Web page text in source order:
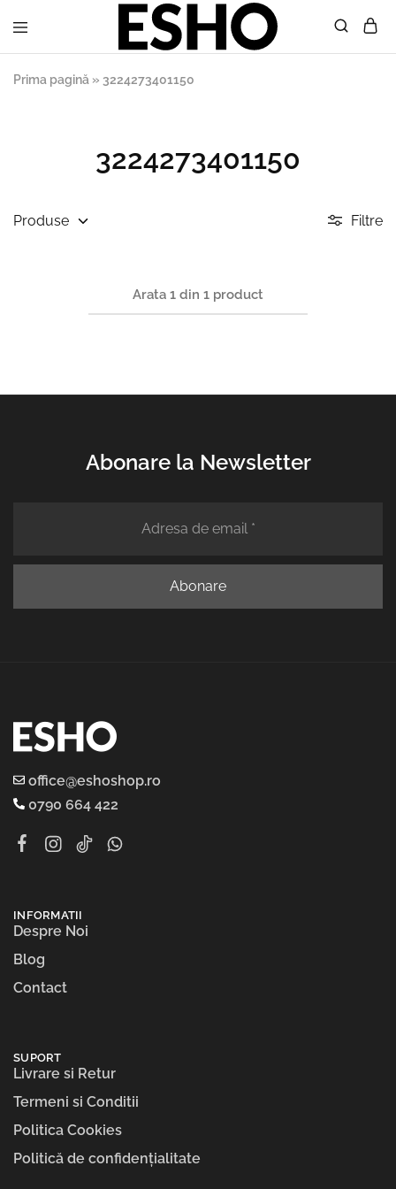
Esho
Mobilier
calitate
Prima pagină » 3224273401150
3224273401150
Produse Filtre
Arata 1 din 1 product
Abonare la Newsletter
office@eshoshop.ro
0790 664 422
INFORMATII
Despre Noi
Blog
Contact
SUPORT
Livrare si Retur
Termeni si Conditii
Politica Cookies
Politică de confidențialitate